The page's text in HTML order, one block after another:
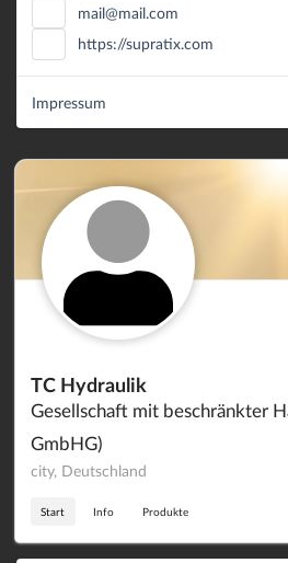
TC Hydraulik
Gesellschaft mit beschränkter
GmbHG)
city, Deutschland
Start Info Produkte
mail@mail.com
https://supratix.com
Impressum